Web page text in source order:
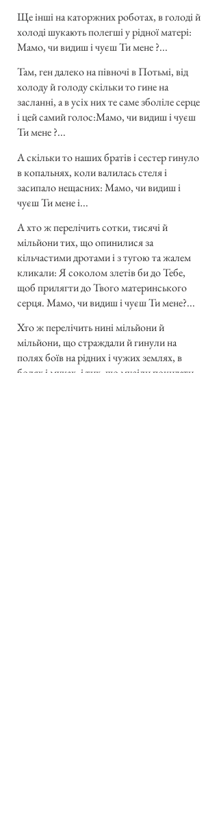
Ще інші на каторжних роботах, в голоді й
холоді шукають полегші у рідної матері:
Мамо, чи видиш і чуєш Ти мене ?...
Там, ген далеко на півночі в Потьмі, від
холоду й голоду скільки то гине на
засланні, а в усіх них те саме зболіле серце
і цей самий голос:Мамо, чи видиш і чуєш
Ти мене ?...
А скільки то наших братів і сестер гинуло
в копальнях, коли валилась стеля і
засипало нещасних: Мамо, чи видиш і
чуєш Ти мене і...
А хто ж перелічить сотки, тисячі й
мільйони тих, що опинилися за
кільчастими дротами і з тугою та жалем
кликали: Я соколом злетів би до Тебе,
щоб прилягти до Твого материнського
серця. Мамо, чи видиш і чуєш Ти мене?...
Хто ж перелічить нині мільйони й
мільйони, що страждали й гинули на
полях боїв на рідних і чужих землях, в
болях і муках, і тих, що мусіли покидати